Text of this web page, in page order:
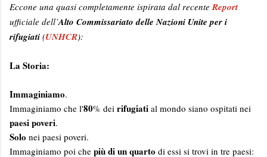
Eccone una quasi completamente ispirata dal recenteReport
ufficiale dell’Alto Commissariato delle Nazioni Unite per i
rifugiati (UNHCR):
La Storia:
Immaginiamo.
Immaginiamo che l'80% dei rifugiati al mondo siano ospitati nei
paesi poveri.
Solo nei paesi poveri.
Immaginiamo poi che più di un quarto di essi si trovi in tre paesi: